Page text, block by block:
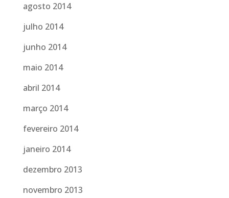
agosto 2014
julho 2014
junho 2014
maio 2014
abril 2014
março 2014
fevereiro 2014
janeiro 2014
dezembro 2013
novembro 2013